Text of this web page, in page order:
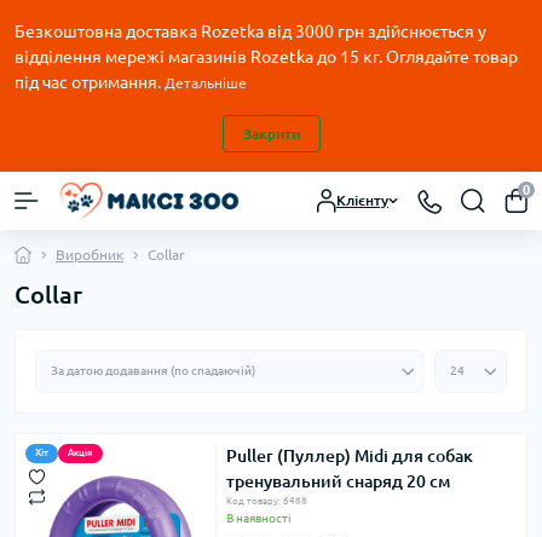
Безкоштовна доставка Rozetka від 3000 грн здійснюється у
відділення мережі магазинів Rozetka до 15 кг. Оглядайте товар
під час отримання. Детальніше
Закрити
Клієнту
0
Виробник Collar
Collar
Хіт Акція
Puller (Пуллер) Midi для собак
тренувальний снаряд 20 см
Код товару: 6488
В наявності